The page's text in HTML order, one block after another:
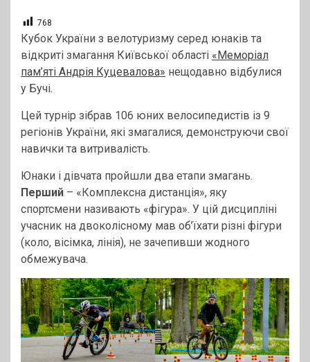
768
Кубок України з велотуризму серед юнаків та
відкриті змагання Київської області «Меморіал
пам’яті Андрія Куцевалова» нещодавно відбулися
у Бучі.
Цей турнір зібрав 106 юних велосипедистів із 9
регіонів України, які змагалися, демонструючи свої
навички та витривалість.
Юнаки і дівчата пройшли два етапи змагань.
Перший – «Комплексна дистанція», яку
спортсмени називають «фігура». У цій дисципліні
учасник на двоколісному мав об’їхати різні фігури
(коло, вісімка, лінія), не зачепивши жодного
обмежувача.